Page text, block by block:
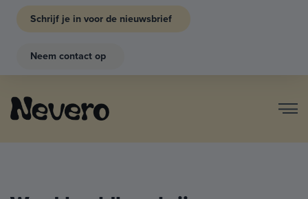
Schrijf je in voor de nieuwsbrief
Neem contact op